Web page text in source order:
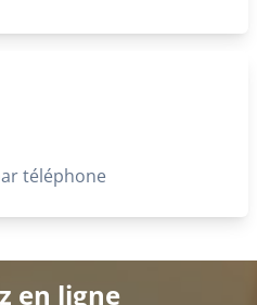
téléphone
en ligne